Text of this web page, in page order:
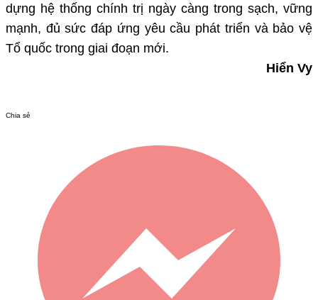
dựng hệ thống chính trị ngày càng trong sạch, vững
mạnh, đủ sức đáp ứng yêu cầu phát triển và bảo vệ
Tổ quốc trong giai đoạn mới.
Hiển Vy
Chia sẻ